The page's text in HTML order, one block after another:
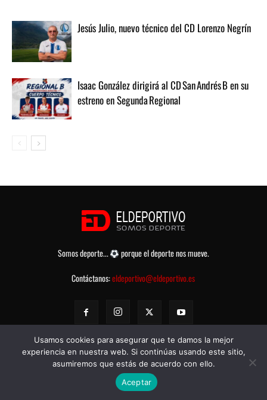
Jesús Julio, nuevo técnico del CD Lorenzo Negrín
Isaac González dirigirá al CD San Andrés B en su
estreno en Segunda Regional
Somos deporte...
porque el deporte nos mueve.
Contáctanos:eldeportivo@eldeportivo.es
© eldeportivo.es 2008 - 2025 Todos los Derechos Reservados -
de Privacidad-Aviso legal
Usamos cookies para asegurar que te damos la mejor
experiencia en nuestra web. Si continúas usando este sitio,
asumiremos que estás de acuerdo con ello.
Aceptar